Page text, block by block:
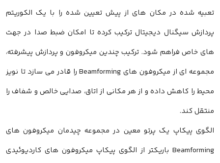
تعبیه شده در مکان های از پیش تعیین شده را با یک الکوریتم
پردازش سیگنال دیجیتال ترکیب کرده تا امکان ضبط صدا در جهت
های خاص فراهم شود. ترکیب چندین میکروفون و پردازش پیشرفته،
مجموعه ای از میکروفون های Beamforming را قادر می سازد تا نویز
محیط را کاهش داده و از هر مکانی از اتاق، صدایی خالص و شفاف را
منتقل کند.
الگوی پیکاپ یک پرتو معین در مجموعه چیدمان میکروفون های
Beamforming باریکتر از الگوی پیکاپ میکروفون های کاردیوئیدی